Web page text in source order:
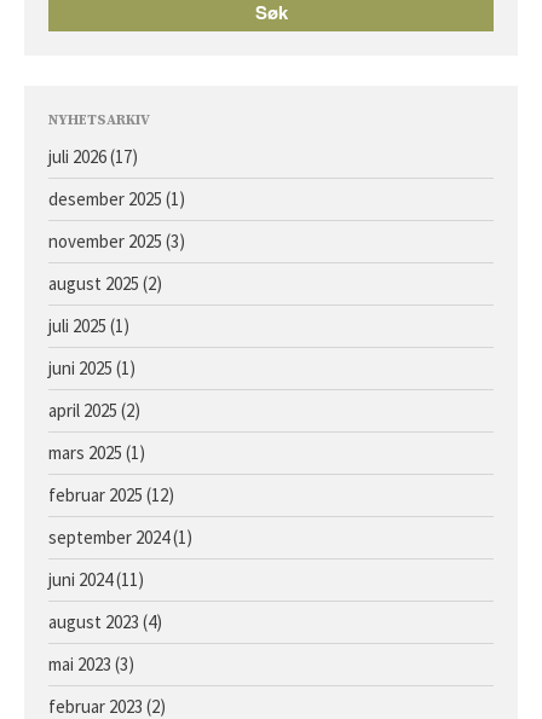
Hingst e. Moohaajim u. Kocna
Hingst e. Appel Au Maitre u.
NYHETSARKIV
juli 2026(17)
desember 2025 (1)
november 2025 (3)
august 2025 (2)
juli 2025 (1)
juni 2025 (1)
april 2025 (2)
mars 2025 (1)
februar 2025 (12)
september 2024(1)
juni 2024(11)
august 2023 (4)
mai 2023 (3)
februar 2023 (2)